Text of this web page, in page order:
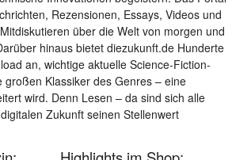
Rezensionen, Essays, Videos und
über die Welt von morgen und
hinaus bietet diezukunft.de Hunderte
an, wichtige aktuelle Science-Fiction-
großen Klassiker des Genres – eine
wird. Denn Lesen – da sind sich alle
Zukunft seinen Stellenwert